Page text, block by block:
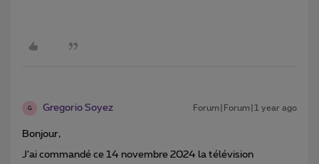
G Gregorio Soyez Forum|Forum|1 year ago
Bonjour,
J’ai commandé ce 14 novembre 2024 la télévision